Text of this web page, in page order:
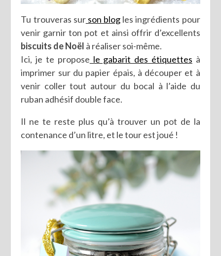
Tu trouveras surson blog les ingrédients pour
venir garnir ton pot et ainsi offrir d’excellents
biscuits de Noël à réaliser soi-même.
Ici, je te propose le gabarit des étiquettes à
imprimer sur du papier épais, à découper et à
venir coller tout autour du bocal à l’aide du
ruban adhésif double face.
Il ne te reste plus qu’à trouver un pot de la
contenance d’un litre, et le tour est joué !